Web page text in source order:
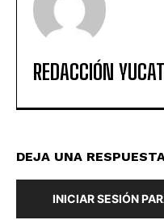
REDACCIÓN
DEJA UNA
INICIAR SESIÓN